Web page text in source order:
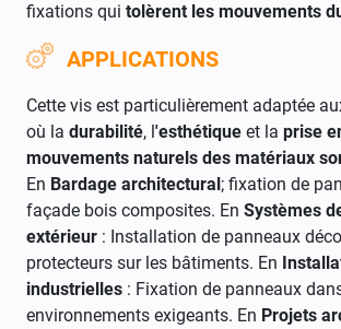
fixations qui tolèrent les mouvements
APPLICATIONS
Cette vis est particulièrement adaptée
où la durabilité, l'esthétique et la prise
mouvements naturels des matériaux
En Bardage architectural; fixation de
façade bois composites. En Systèmes
extérieur : Installation de panneaux
protecteurs sur les bâtiments. En
industrielles : Fixation de panneaux
environnements exigeants. En Projets